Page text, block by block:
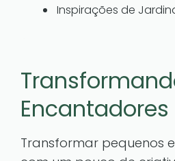
Inspirações de
Encantadores
Transformar pequenos